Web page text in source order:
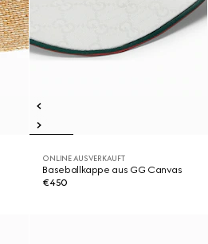
ONLINE AUSVERKAUFT
Baseballkappe aus GG Canvas
€450